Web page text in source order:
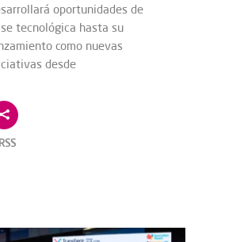
oportunidades de
tecnológica hasta su
como nuevas
desde